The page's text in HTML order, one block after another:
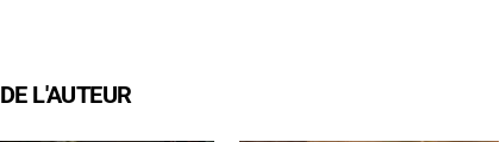
L'AUTEUR